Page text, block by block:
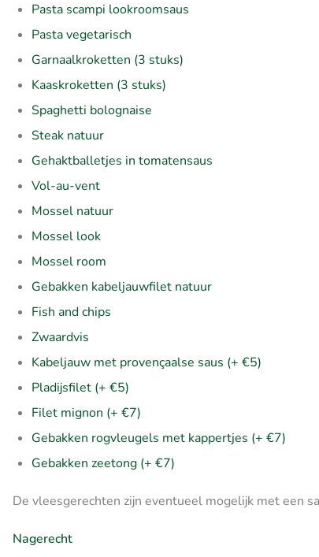
Pasta scampi lookroomsaus
Pasta vegetarisch
Garnaalkroketten (3 stuks)
Kaaskroketten (3 stuks)
Spaghetti bolognaise
Steak natuur
Gehaktballetjes in tomatensaus
Vol-au-vent
Mossel natuur
Mossel look
Mossel room
Gebakken kabeljauwfilet natuur
Fish and chips
Zwaardvis
Kabeljauw met provençaalse saus (+ €5)
Pladijsfilet (+ €5)
Filet mignon (+ €7)
Gebakken rogvleugels met kappertjes (+ €7)
Gebakken zeetong (+ €7)
De vleesgerechten zijn eventueel mogelijk met een
Nagerecht